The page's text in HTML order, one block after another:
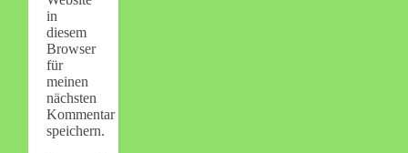
in
diesem
Browser
für
meinen
nächsten
Kommentar
speichern.